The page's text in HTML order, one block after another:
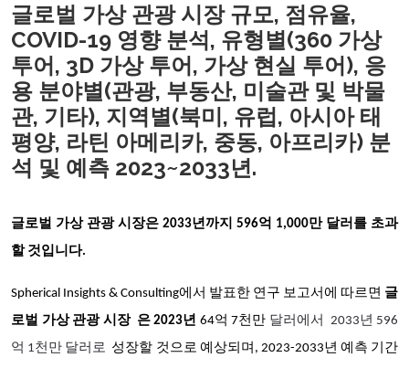
글로벌 가상 관광 시장 규모, 점유율,
COVID-19 영향 분석, 유형별(360 가상
투어, 3D 가상 투어, 가상 현실 투어), 응
용 분야별(관광, 부동산, 미술관 및 박물
관, 기타), 지역별(북미, 유럽, 아시아 태
평양, 라틴 아메리카, 중동, 아프리카) 분
석 및 예측 2023~2033년.
글로벌 가상 관광 시장은 2033년까지 596억 1,000만 달러를 초과
할 것입니다.
Spherical Insights & Consulting에서 발표한 연구 보고서에 따르면 글
로벌 가상 관광 시장 은 2023년 64억 7천만 달러에서 2033년 596
억 1천만 달러로 성장할 것으로 예상되며, 2023-2033년 예측 기간